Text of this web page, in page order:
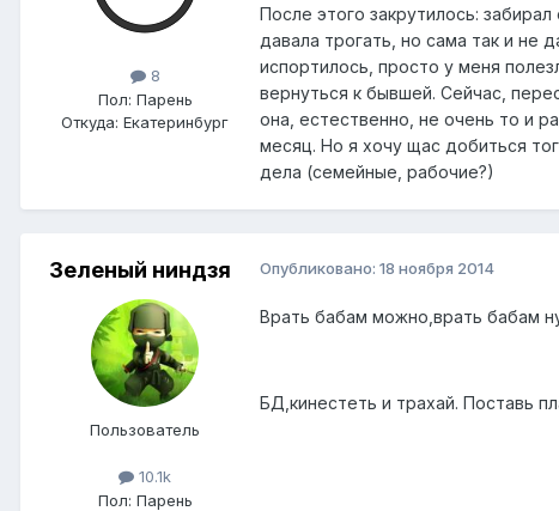
8
Пол: Парень
Откуда: Екатеринбург
После этого закрутилось:
давала трогать, но сама так и не
испортилось, просто у меня
вернуться к бывшей. Сейчас,
она, естественно, не очень то и
месяц. Но я хочу щас добиться
дела (семейные, рабочие?)
Зеленый ниндзя
Пользователь
10.1k
Пол: Парень
Опубликовано: 18 ноября 2014
Врать бабам можно,врать бабам
БД,кинестеть и трахай. Поставь